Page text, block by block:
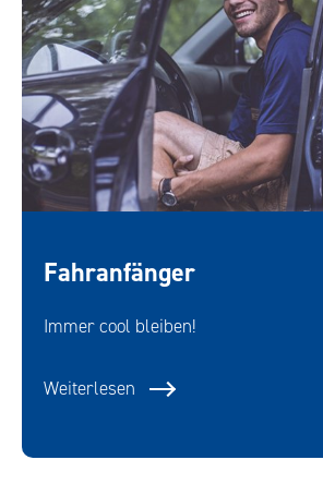
Fahranfänger
Immer cool bleiben!
Weiterlesen